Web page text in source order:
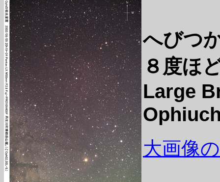
へびつ
８度ほ
Large
大画像